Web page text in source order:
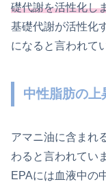
礎代謝を活性化し
基礎代謝が活性化
になると言われて
中性脂肪の上
アマニ油に含まれ
わると言われてい
EPAには血液中の